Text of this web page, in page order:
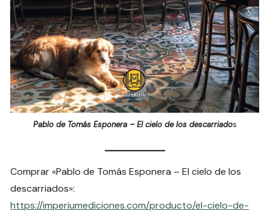
Pablo de Tomás Esponera – El cielo de los descarriados
Comprar «Pablo de Tomás Esponera – El cielo de los
descarriados»:
https://imperiumediciones.com/producto/el-cielo-de-